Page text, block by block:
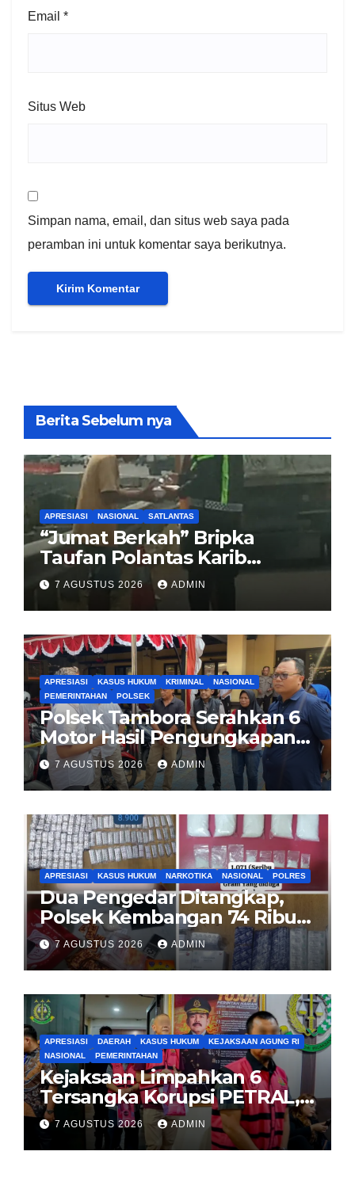
Email *
Situs Web
Simpan nama, email, dan situs web saya pada
peramban ini untuk komentar saya berikutnya.
Berita Sebelum nya
APRESIASI NASIONAL SATLANTAS
“Jumat Berkah” Bripka
Taufan Polantas Karib
Bagikan Nasi Kotak untuk
Sopir Truk yang Mogok di KM
00 Pondok Aren
7 AGUSTUS 2026 ADMIN
APRESIASI KASUS HUKUM KRIMINAL
NASIONAL
PEMERINTAHAN
POLSEK
Polsek Tambora Serahkan 6
Motor Hasil Pengungkapan
Kasus Curanmor Kepada
Pemilik Yang sah
7 AGUSTUS 2026 ADMIN
APRESIASI KASUS HUKUM NARKOTIKA NASIONAL POLRES
Dua Pengedar Ditangkap,
Polsek Kembangan 74 Ribu
Obat Keras, Sabu Hingga
Puluhan Vape Etomidate
Diamankan
7 AGUSTUS 2026 ADMIN
APRESIASI DAERAH KASUS HUKUM
KEJAKSAAN AGUNG RI
NASIONAL
PEMERINTAHAN
Kejaksaan Limpahkan 6
Tersangka Korupsi PETRAL,
PES dan ISC ke PN Tipikor
Jakarta Pusat
7 AGUSTUS 2026 ADMIN